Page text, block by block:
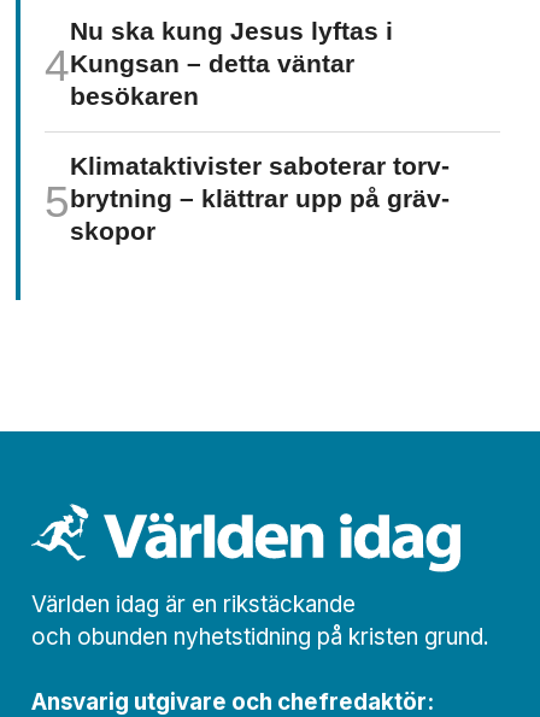
Nu ska kung Jesus lyftas i
Kungsan – detta väntar
besökaren
Klimat­aktivister saboterar torv­
brytning – klättrar upp på gräv­
skopor
Världen idag är en rikstäckande
och obunden nyhets­­­tidning på kristen grund.
Ansvarig utgivare och chef­redaktör: